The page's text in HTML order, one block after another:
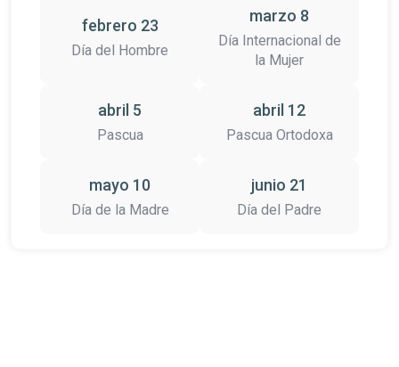
febrero 23
Día del Hombre
marzo 8
Día Internacional de
la Mujer
abril 5
Pascua
abril 12
Pascua Ortodoxa
mayo 10
Día de la Madre
junio 21
Día del Padre